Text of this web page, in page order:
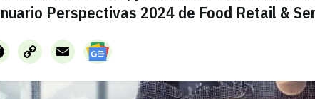
Perspectivas 2024 de Food Retail &
FacebookCopy
Link
Email